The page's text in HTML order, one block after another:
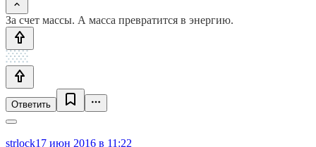
За счет массы. А масса превратится в энергию.
Ответить
strlock17 июн 2016 в 11:22